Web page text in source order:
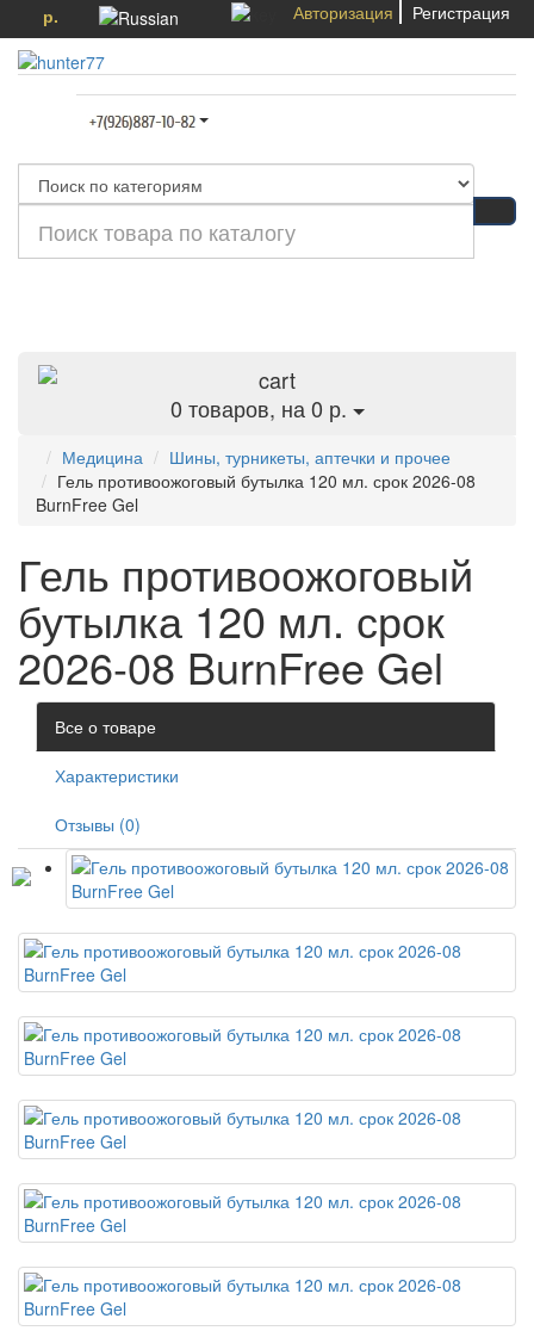
р. Авторизация Регистрация
0 товаров, на 0 р.
Медицина
Шины, турникеты, аптечки и прочее
Гель противоожоговый бутылка 120 мл. срок 2026-08
BurnFree Gel
Гель противоожоговый
бутылка 120 мл. срок
2026-08 BurnFree Gel
Все о товаре
Характеристики
Отзывы (0)